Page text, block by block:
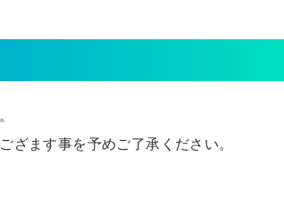
ます事を予めご了承ください。